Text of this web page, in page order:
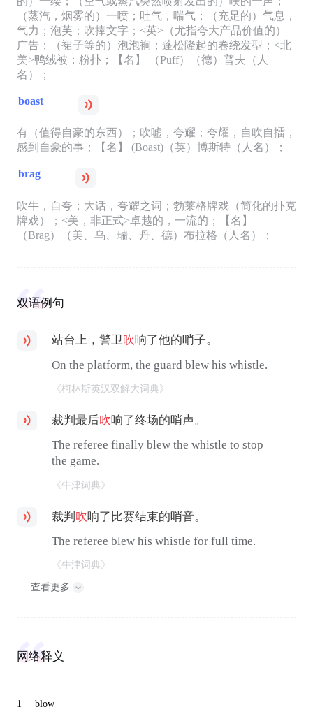
（蒸汽，烟雾的）一喷；吐气，喘气；（充足的）气息，
气力；泡芙；吹捧文字；<英>（尤指夸大产品价值的）
广告；（裙子等的）泡泡裥；蓬松隆起的卷绕发型；<北
美>鸭绒被；粉扑；【名】 （Puff）（德）普夫（人
名）；
boast
有（值得自豪的东西）；吹嘘，夸耀；夸耀，自吹自擂，
感到自豪的事；【名】 (Boast)（英）博斯特（人名）；
brag
吹牛，自夸；大话，夸耀之词；勃莱格牌戏（简化的扑克
牌戏）；<美，非正式>卓越的，一流的；【名】
（Brag）（美、乌、瑞、丹、德）布拉格（人名）；
双语例句
站台上，警卫吹响了他的哨子。
On the platform, the guard blew his whistle.
《柯林斯英汉双解大词典》
裁判最后吹响了终场的哨声。
The referee finally blew the whistle to stop
the game.
《牛津词典》
裁判 吹响了比赛结束的哨音。
The referee blew his whistle for full time.
《牛津词典》
查看更多
网络释义
1 blow